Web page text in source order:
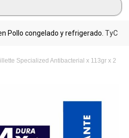
Pollo congelado y refrigerado. TyC
Specialized Antibacterial x 113gr x 2